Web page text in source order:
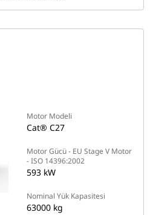
Motor Modeli
Cat® C27
Motor Gücü - EU Stage V Motor
- ISO 14396:2002
593 kW
Nominal Yük Kapasitesi
63000 kg